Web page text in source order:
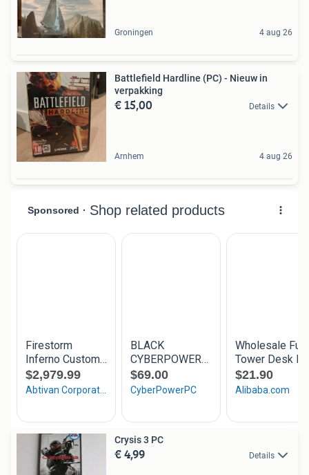
Groningen 4 aug 26
Battlefield Hardline (PC) - Nieuw in
verpakking
€ 15,00 Details
Arnhem 4 aug 26
Crysis 3 PC
€ 4,99 Details